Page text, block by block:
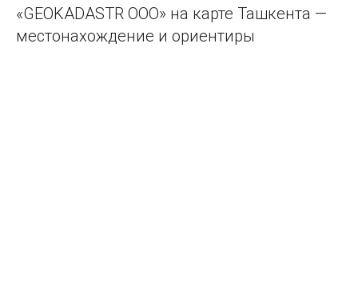
«GEOKADASTR ООО» на карте Ташкента —
местонахождение и ориентиры